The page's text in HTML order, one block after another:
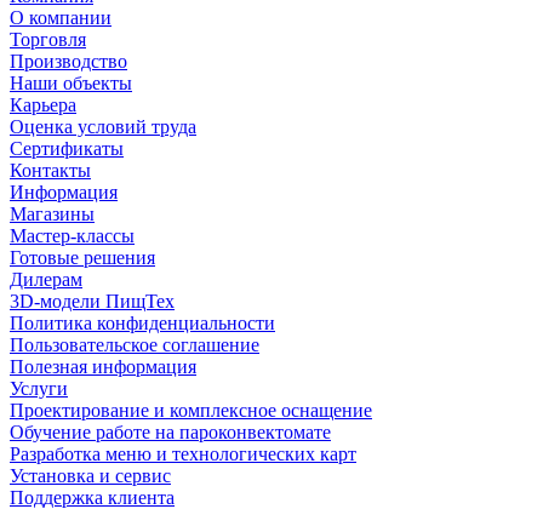
О компании
Торговля
Производство
Наши объекты
Карьера
Оценка условий труда
Сертификаты
Контакты
Информация
Магазины
Мастер-классы
Готовые решения
Дилерам
3D-модели ПищТех
Политика конфиденциальности
Пользовательское соглашение
Полезная информация
Услуги
Проектирование и комплексное оснащение
Обучение работе на пароконвектомате
Разработка меню и технологических карт
Установка и сервис
Поддержка клиента